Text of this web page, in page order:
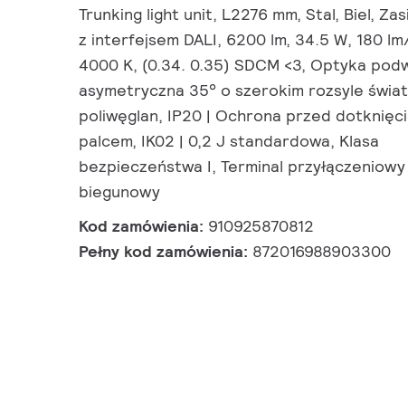
Trunking light unit, L2276 mm, Stal, Biel,
z interfejsem DALI, 6200 lm, 34.5 W, 180
4000 K, (0.34. 0.35) SDCM <3, Optyka
asymetryczna 35° o szerokim rozsyle
poliwęglan, IP20 | Ochrona przed
palcem, IK02 | 0,2 J standardowa, Klasa
bezpieczeństwa I, Terminal
biegunowy
Kod zamówienia: 910925870812
Pełny kod zamówienia: 872016988903300